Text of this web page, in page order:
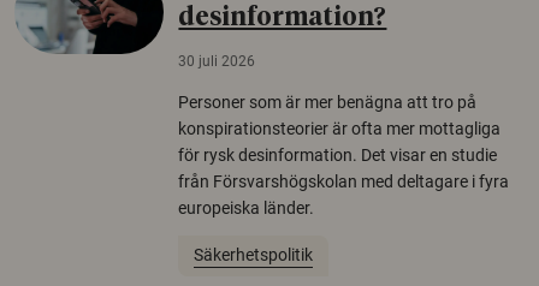
desinformation?
30 juli 2026
Personer som är mer benägna att tro på
konspirationsteorier är ofta mer mottagliga
för rysk desinformation. Det visar en studie
från Försvarshögskolan med deltagare i fyra
europeiska länder.
Säkerhetspolitik